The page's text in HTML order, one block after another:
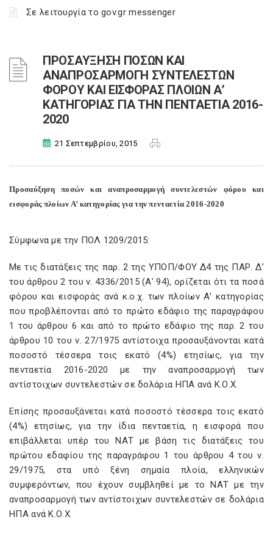
Σε λειτουργία το gov.gr messenger
ΠΡΟΣΑΥΞΗΣΗ ΠΟΣΩΝ ΚΑΙ
ΑΝΑΠΡΟΣΑΡΜΟΓΗ ΣΥΝΤΕΛΕΣΤΩΝ
ΦΟΡΟΥ ΚΑΙ ΕΙΣΦΟΡΑΣ ΠΛΟΙΩΝ Α’
ΚΑΤΗΓΟΡΙΑΣ ΓΙΑ ΤΗΝ ΠΕΝΤΑΕΤΙΑ 2016-
2020
21 Σεπτεμβρίου, 2015
Προσαύξηση ποσών και αναπροσαρμογή συντελεστών φόρου και
εισφοράς πλοίων Α’ κατηγορίας για την πενταετία 2016-2020
Σύμφωνα με την ΠΟΛ 1209/2015:
Με τις διατάξεις της παρ. 2 της ΥΠΟΠ/ΦΟΥ Δ4 της ΠΑΡ. Δ’
του άρθρου 2 του ν. 4336/2015 (Α’ 94), ορίζεται ότι τα ποσά
φόρου και εισφοράς ανά κ.ο.χ. των πλοίων Α’ κατηγορίας
που προβλέπονται από το πρώτο εδάφιο της παραγράφου
1 του άρθρου 6 και από το πρώτο εδάφιο της παρ. 2 του
άρθρου 10 του ν. 27/1975 αντίστοιχα προσαυξάνονται κατά
ποσοστό τέσσερα τοις εκατό (4%) ετησίως, για την
πενταετία 2016-2020 με την αναπροσαρμογή των
αντίστοιχων συντελεστών σε δολάρια ΗΠΑ ανά Κ.Ο.Χ.
Επίσης προσαυξάνεται κατά ποσοστό τέσσερα τοις εκατό
(4%) ετησίως, για την ίδια πενταετία, η εισφορά που
επιβάλλεται υπέρ του ΝΑΤ με βάση τις διατάξεις του
πρώτου εδαφίου της παραγράφου 1 του άρθρου 4 του ν.
29/1975, στα υπό ξένη σημαία πλοία, ελληνικών
συμφερόντων, που έχουν συμβληθεί με το ΝΑΤ με την
αναπροσαρμογή των αντίστοιχων συντελεστών σε δολάρια
ΗΠΑ ανά Κ.Ο.Χ.